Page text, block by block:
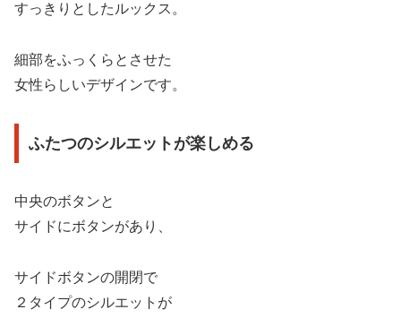
すっきりとしたルックス。
細部をふっくらとさせた
女性らしいデザインです。
ふたつのシルエットが楽しめる
中央のボタンと
サイドにボタンがあり、
サイドボタンの開閉で
２タイプのシルエットが